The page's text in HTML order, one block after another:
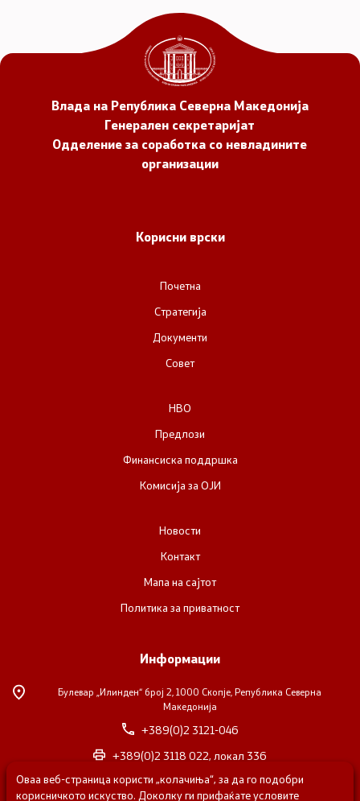
Влада на Република Северна Македонија
Генерален секретаријат
Одделение за соработка со невладините
организации
Корисни врски
Почетна
Стратегија
Документи
Совет
НВО
Предлози
Финансиска поддршка
Комисија за ОЈИ
Новости
Контакт
Мапа на сајтот
Политика за приватност
Информации
Булевар „Илинден“ број 2, 1000 Скопје, Република Северна
Македонија
+389(0)2 3121-046
+389(0)2 3118 022, локал 336
nvosorabotka@gs.gov.mk
Оваа веб-страница користи „колачиња“, за да го подобри
корисничкото искуство. Доколку ги прифаќате условите